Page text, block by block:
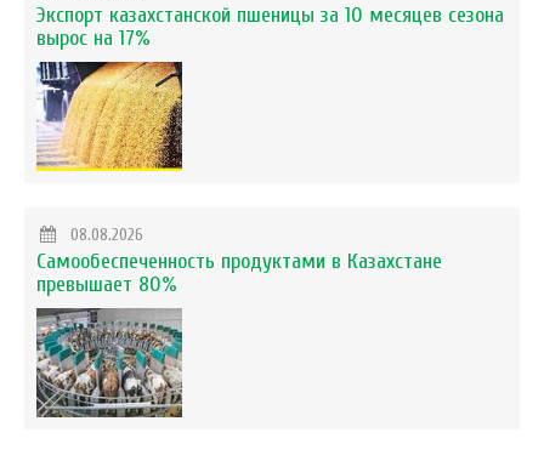
Экспорт казахстанской пшеницы за 10 месяцев сезона
вырос на 17%
08.08.2026
Самообеспеченность продуктами в Казахстане
превышает 80%